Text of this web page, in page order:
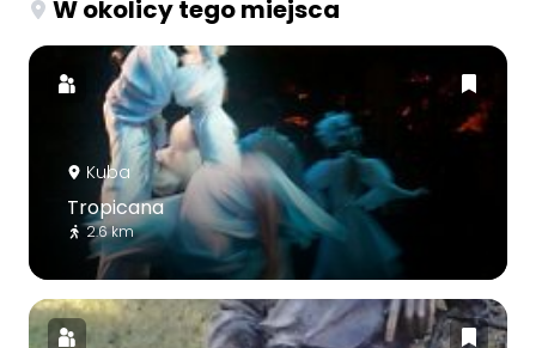
W okolicy tego miejsca
Kuba
Tropicana
2.6 km